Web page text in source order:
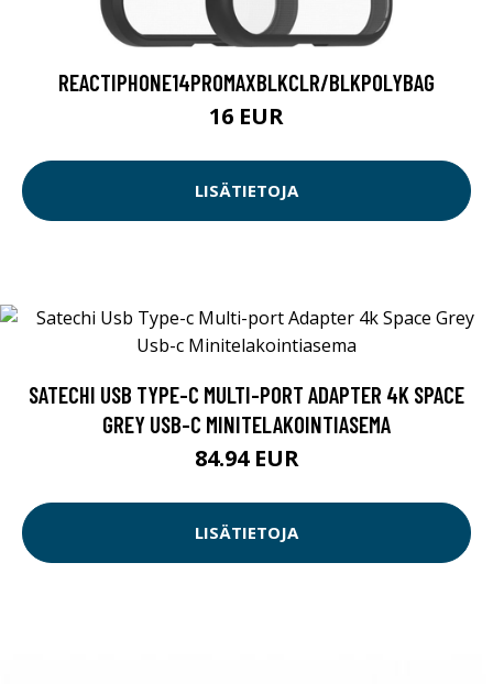
REACTIPHONE14PROMAXBLKCLR/BLKPOLYBAG
16 EUR
LISÄTIETOJA
SATECHI USB TYPE-C MULTI-PORT ADAPTER 4K SPACE
GREY USB-C MINITELAKOINTIASEMA
84.94 EUR
LISÄTIETOJA